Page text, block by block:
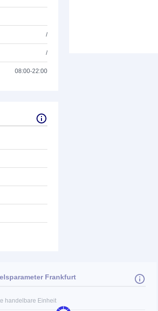
/
/
08:00-22:00
Frankfurt
handelbare Einheit